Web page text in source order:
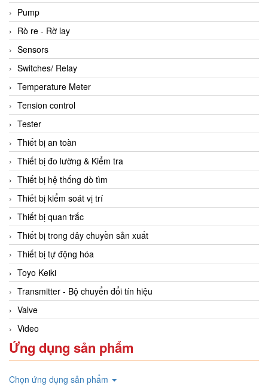
Pump
Rò re - Rờ lay
Sensors
Switches/ Relay
Temperature Meter
Tension control
Tester
Thiết bị an toàn
Thiết bị đo lường & Kiểm tra
Thiết bị hệ thống dò tìm
Thiết bị kiểm soát vị trí
Thiết bị quan trắc
Thiết bị trong dây chuyền sản xuất
Thiết bị tự động hóa
Toyo Keiki
Transmitter - Bộ chuyển đổi tín hiệu
Valve
Video
Ứng dụng sản phẩm
Chọn ứng dụng sản phẩm